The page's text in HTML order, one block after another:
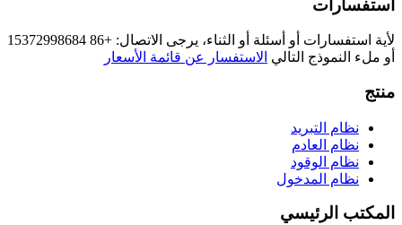
استفسارات
لأية استفسارات أو أسئلة أو الثناء، يرجى الاتصال: +86 15372998684
أو ملء النموذج التالي الاستفسار عن قائمة الأسعار
منتج
نظام التبريد
نظام العادم
نظام الوقود
نظام المدخول
المكتب الرئيسي